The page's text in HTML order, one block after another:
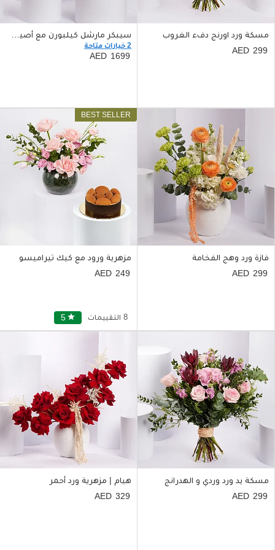
مسكة ورد اورنج دفء الغروب
299
سيبكر مارشل كيلبورن مع أصيص ذهبي
2 خيارات متاحة
1699
فازة ورد وهج الفخامة
299
مزهرية ورود مع كيك تيراميسو
249
5 star 8 التقييمات
مسكة يد ورد وردي و الهدرانج
299
هيام | مزهرية ورد أحمر
329